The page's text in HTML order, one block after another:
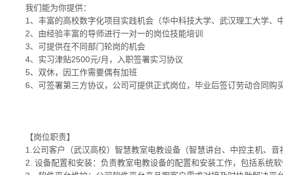
我们能为你提供：
1、丰富的高校数字化项目实践机会（华中科技大学、武汉理工大学、
2、由经验丰富的导师进行一对一的岗位技能培训
3、可提供在不同部门轮岗的机会
4、实习津贴2500元/月，入职签署实习协议
5、双休，因工作需要偶有加班
6、可签署第三方协议，公司可提供正式岗位，毕业后签订劳动合同购
【岗位职责】
1.公司客户（武汉高校）智慧教室电教设备（智慧讲台、中控主机、
2. 设备配置和安装：负责教室电教设备的配置和安装工作，包括系统